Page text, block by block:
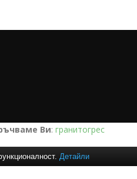
Ви: гранитогрес
Детайли